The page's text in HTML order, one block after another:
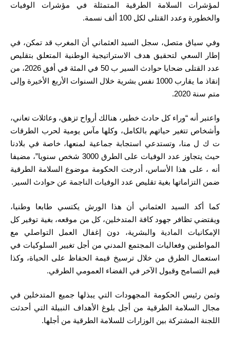
لمؤشرات السلامة الطرقية المتمثلة في مؤشرات الوفيات
والخطورة وعدد القتلى لكل 100 ألف نسمة.
وفي سياق متصل، سجل السيد العثماني أن المغرب قد تمكن، في
إطار السعي لتحقيق هدف الاستراتيجية الوطنية المتعلق بتقليص
عدد القتلى ضحايا حوادث السير ب 50 في المئة في أفق 2026، من
إنقاذ ما يقارب 1000 نفس بشرية خلال السنوات الأربع الأخيرة وإلى
متم سنة 2020.
واعتبر أنه “وراء كل حادث خطير، هنالك أرواح تزهق، وعائلات تعاني،
وأشخاص تتغير حياتهم بالكامل، وكلها مآس يومية لحرب الطرقات
ت ك ل منا، وتستدعي استجابة جماعية لمنعها، خاصة في بلادنا
حيث يتجاوز عدد الوفيات على الطرق 3000 شخص سنويا”، مضيفا
أنه ، على هذا الأساس، أدرجت الحكومة موضوع السلامة الطرقية
ضمن التزاماتها بغية تقليص عدد الوفيات الناجمة عن حوادث السير.
كما أكد السيد العثماني أن هذا الورش يكتسي طابعا وطنيا،
ويقتضي تظافر جهود كافة المتدخلين، كل من موقعه، بغية توفير كل
الإمكانيات المادية والبشرية، دون إغفال العمل التواصلي مع
المواطنين وفعاليات المجتمع المدني من أجل تغيير السلوكيات في
استعمال الطرق من خلال ترسيخ قيمة الحفاظ على الحياة، وكذا
قيم التسامح وقبول الآخر في الفضاء العمومي الطرقي.
وثمن رئيس الحكومة المجهودات التي يبذلها جميع المتدخلين في
مجال السلامة الطرقية من أجل بلوغ الأهداف النبيلة التي أحدثت
اللجنة المشتركة بين الوزارات للسلامة الطرقية من أجلها.